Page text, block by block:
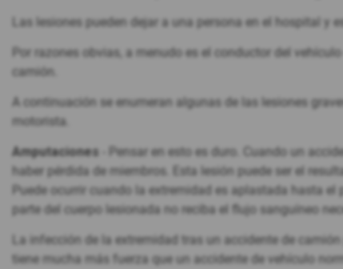
Las lesiones pueden dejar a una persona en el hospital y
Por razones obvias, a menudo es el conductor del
camión.
A continuación se enumeran algunas de las lesiones
motorista.
Amputaciones - Pensar en esto es duro. Cuando un
haber pérdida de miembros. Esta lesión puede ser el
Puede ocurrir cuando la extremidad es aplastada hasta el
parte del cuerpo lesionada no reciba el flujo sanguíneo
La infección de la extremidad tras un accidente de
tiene mucha más fuerza que un accidente de vehículo